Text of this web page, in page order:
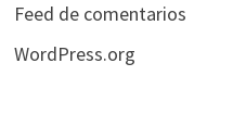
Feed de comentarios
WordPress.org